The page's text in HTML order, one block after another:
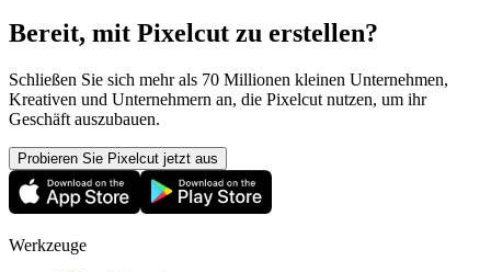
Bereit, mit Pixelcut zu erstellen?
Schließen Sie sich mehr als 70 Millionen kleinen Unternehmen,
Kreativen und Unternehmern an, die Pixelcut nutzen, um ihr
Geschäft auszubauen.
Probieren Sie Pixelcut jetzt aus
Werkzeuge